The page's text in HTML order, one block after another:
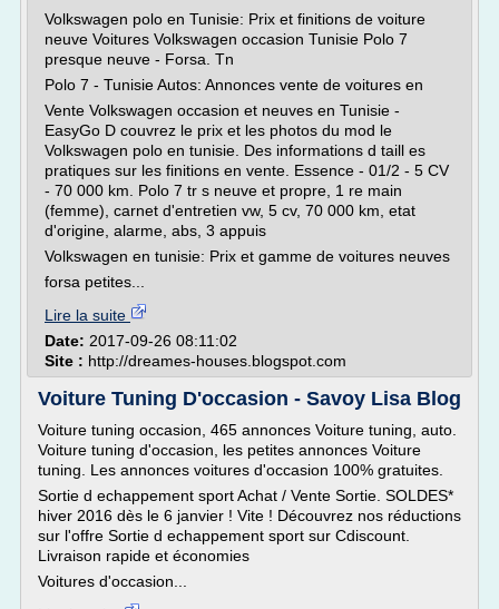
Volkswagen polo en Tunisie: Prix et finitions de voiture
neuve Voitures Volkswagen occasion Tunisie Polo 7
presque neuve - Forsa. Tn
Polo 7 - Tunisie Autos: Annonces vente de voitures en
Vente Volkswagen occasion et neuves en Tunisie -
EasyGo D couvrez le prix et les photos du mod le
Volkswagen polo en tunisie. Des informations d taill es
pratiques sur les finitions en vente. Essence - 01/2 - 5 CV
- 70 000 km. Polo 7 tr s neuve et propre, 1 re main
(femme), carnet d'entretien vw, 5 cv, 70 000 km, etat
d'origine, alarme, abs, 3 appuis
Volkswagen en tunisie: Prix et gamme de voitures neuves
forsa petites...
Lire la suite
Date: 2017-09-26 08:11:02
Site : http://dreames-houses.blogspot.com
Voiture Tuning D'occasion - Savoy Lisa Blog
Voiture tuning occasion, 465 annonces Voiture tuning, auto.
Voiture tuning d'occasion, les petites annonces Voiture
tuning. Les annonces voitures d'occasion 100% gratuites.
Sortie d echappement sport Achat / Vente Sortie. SOLDES*
hiver 2016 dès le 6 janvier ! Vite ! Découvrez nos réductions
sur l'offre Sortie d echappement sport sur Cdiscount.
Livraison rapide et économies
Voitures d'occasion...